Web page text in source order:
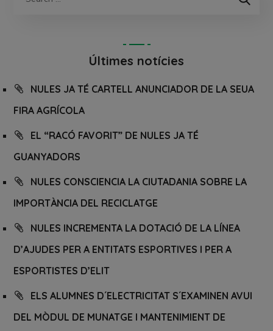
Últimes notícies
NULES JA TÉ CARTELL ANUNCIADOR DE LA SEUA
FIRA AGRÍCOLA
EL “RACÓ FAVORIT” DE NULES JA TÉ
GUANYADORS
NULES CONSCIENCIA LA CIUTADANIA SOBRE LA
IMPORTÀNCIA DEL RECICLATGE
NULES INCREMENTA LA DOTACIÓ DE LA LÍNEA
D’AJUDES PER A ENTITATS ESPORTIVES I PER A
ESPORTISTES D’ELIT
ELS ALUMNES D´ELECTRICITAT S´EXAMINEN AVUI
DEL MÒDUL DE MUNATGE I MANTENIMIENT DE